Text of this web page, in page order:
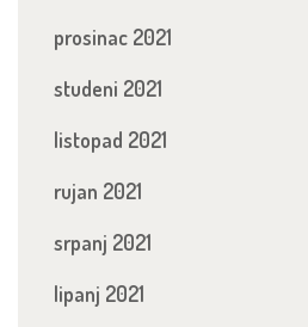
prosinac 2021
studeni 2021
listopad 2021
rujan 2021
srpanj 2021
lipanj 2021